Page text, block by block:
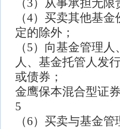
（3）从事承担无限
（4）买卖其他基
定的除外；
（5）向基金管理
人、基金托管人发
或债券；
金鹰保本混合型证
5
（6）买卖与基金